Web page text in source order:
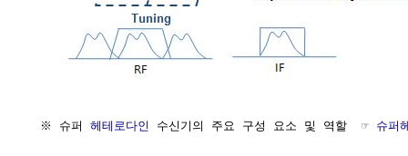
  ※ 슈퍼
헤테로다인 수신기의 주요 구성 요소 및 역할  ☞ 슈퍼